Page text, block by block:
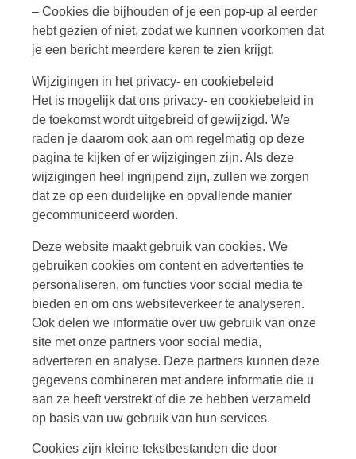
– Cookies die bijhouden of je een pop-up al eerder
hebt gezien of niet, zodat we kunnen voorkomen dat
je een bericht meerdere keren te zien krijgt.
Wijzigingen in het privacy- en cookiebeleid
Het is mogelijk dat ons privacy- en cookiebeleid in
de toekomst wordt uitgebreid of gewijzigd. We
raden je daarom ook aan om regelmatig op deze
pagina te kijken of er wijzigingen zijn. Als deze
wijzigingen heel ingrijpend zijn, zullen we zorgen
dat ze op een duidelijke en opvallende manier
gecommuniceerd worden.
Deze website maakt gebruik van cookies. We
gebruiken cookies om content en advertenties te
personaliseren, om functies voor social media te
bieden en om ons websiteverkeer te analyseren.
Ook delen we informatie over uw gebruik van onze
site met onze partners voor social media,
adverteren en analyse. Deze partners kunnen deze
gegevens combineren met andere informatie die u
aan ze heeft verstrekt of die ze hebben verzameld
op basis van uw gebruik van hun services.
Cookies zijn kleine tekstbestanden die door